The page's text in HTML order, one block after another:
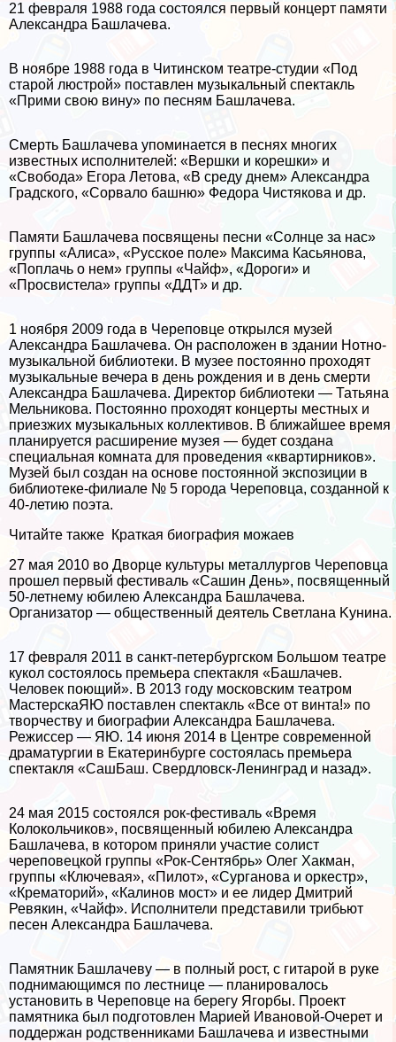
21 февраля 1988 года состоялся первый концерт памяти
Александра Башлачева.
В ноябре 1988 года в Читинском театре-студии «Под
старой люстрой» поставлен музыкальный спектакль
«Прими свою вину» по песням Башлачева.
Cмepть Башлачева упоминается в песнях многих
известных исполнителей: «Вершки и корешки» и
«Свобода» Егора Летова, «В среду днем» Александра
Градского, «Сорвало башню» Федора Чистякова и др.
Памяти Башлачева посвящены песни «Солнце за нас»
группы «Алиса», «Русское поле» Максима Касьянова,
«Поплачь о нем» группы «Чайф», «Дороги» и
«Просвистела» группы «ДДТ» и др.
1 ноября 2009 года в Череповце открылся музей
Александра Башлачева. Он расположен в здании Нотно-
музыкальной библиотеки. В музее постоянно проходят
музыкальные вечера в день рождения и в день cмepти
Александра Башлачева. Директор библиотеки — Татьяна
Мельникова. Постоянно проходят концерты местных и
приезжих музыкальных коллективов. В ближайшее время
планируется расширение музея — будет создана
специальная комната для проведения «квартирников».
Музей был создан на основе постоянной экспозиции в
библиотеке-филиале № 5 города Череповца, созданной к
40-летию поэта.
Читайте также Краткая биография можаев
27 мая 2010 во Дворце культуры металлургов Череповца
прошел первый фестиваль «Сашин День», посвященный
50-летнему юбилею Александра Башлачева.
Организатор — общественный деятель Светлана Kyнина.
17 февраля 2011 в санкт-петербургском Большом театре
кукол состоялось премьера спектакля «Башлачев.
Человек поющий». В 2013 году московским театром
МастерскаЯЮ поставлен спектакль «Все от винта!» по
творчеству и биографии Александра Башлачева.
Режиссер — ЯЮ. 14 июня 2014 в Центре современной
драматургии в Екатеринбурге состоялась премьера
спектакля «СашБаш. Свердловск-Ленинград и назад».
24 мая 2015 состоялся рок-фестиваль «Время
Колокольчиков», посвященный юбилею Александра
Башлачева, в котором приняли участие солист
череповецкой группы «Рок-Сентябрь» Олег Хакман,
группы «Ключевая», «Пилот», «Сурганова и оркестр»,
«Крематорий», «Калинов мост» и ее лидер Дмитрий
Ревякин, «Чайф». Исполнители представили трибьют
песен Александра Башлачева.
Памятник Башлачеву — в полный рост, с гитарой в руке
поднимающимся по лестнице — планировалось
установить в Череповце на берегу Ягорбы. Проект
памятника был подготовлен Марией Ивановой-Очерет и
поддержан родственниками Башлачева и известными